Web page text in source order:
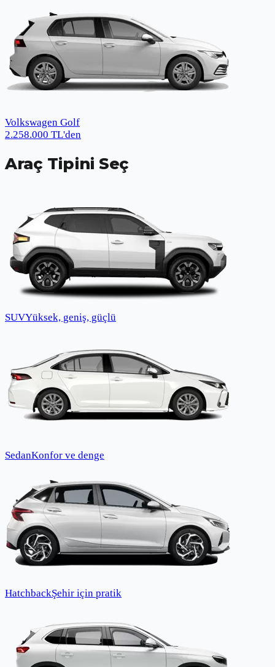
Volkswagen Golf
2.258.000 TL'den
Araç Tipini Seç
SUVYüksek, geniş, güçlü
SedanKonfor ve denge
HatchbackŞehir için pratik